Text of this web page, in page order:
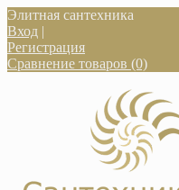
Элитная сантехника
Вход |
Регистрация
Сравнение товаров (0)